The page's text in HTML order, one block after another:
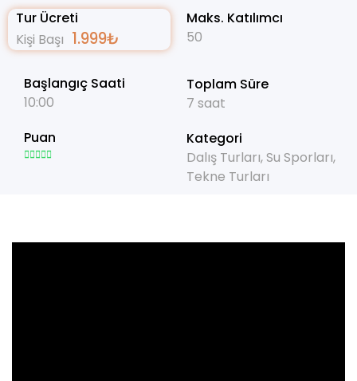
Tur Ücreti
Kişi Başı 1.999₺
Başlangıç Saati
10:00
Puan
Maks. Katılımcı
50
Toplam Süre
7 saat
Kategori
Dalış Turları,Su Sporları,
Tekne Turları